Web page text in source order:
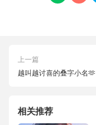
上一篇
越叫越讨喜的叠字小名🫶
相关推荐